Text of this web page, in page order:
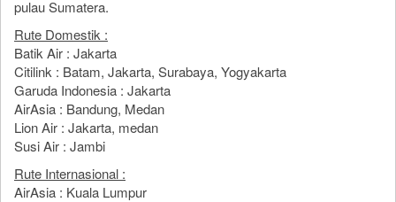
pulau Sumatera.
Rute Domestik :
Batik Air : Jakarta
Citilink : Batam, Jakarta, Surabaya, Yogyakarta
Garuda Indonesia : Jakarta
AirAsia : Bandung, Medan
Lion Air : Jakarta, medan
Susi Air : Jambi
Rute Internasional :
AirAsia : Kuala Lumpur